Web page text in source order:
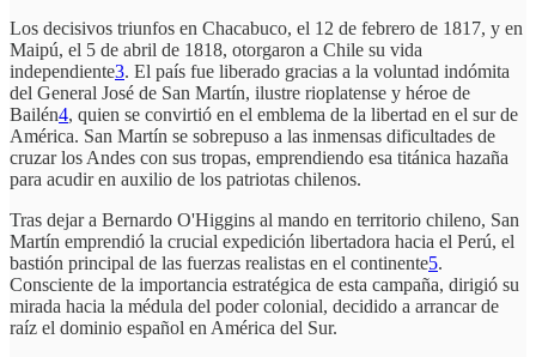
Los decisivos triunfos en Chacabuco, el 12 de febrero de 1817, y en
Maipú, el 5 de abril de 1818, otorgaron a Chile su vida
independiente3. El país fue liberado gracias a la voluntad indómita
del General José de San Martín, ilustre rioplatense y héroe de
Bailén4, quien se convirtió en el emblema de la libertad en el sur de
América. San Martín se sobrepuso a las inmensas dificultades de
cruzar los Andes con sus tropas, emprendiendo esa titánica hazaña
para acudir en auxilio de los patriotas chilenos.
Tras dejar a Bernardo O'Higgins al mando en territorio chileno, San
Martín emprendió la crucial expedición libertadora hacia el Perú, el
bastión principal de las fuerzas realistas en el continente5.
Consciente de la importancia estratégica de esta campaña, dirigió su
mirada hacia la médula del poder colonial, decidido a arrancar de
raíz el dominio español en América del Sur.